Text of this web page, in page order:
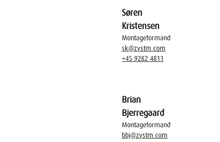
Søren
Kristensen
Montageformand
sk@zystm.com
+45 9282 4811
Brian
Bjerregaard
Montageformand
bbj@zystm.com